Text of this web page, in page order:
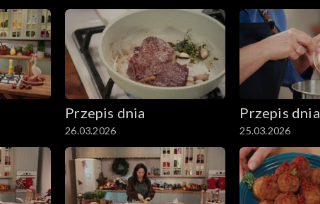
Przepis dnia
26.03.2026
Przepis dnia
25.03.2026